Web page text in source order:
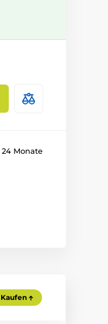
24 Monate
Kaufen